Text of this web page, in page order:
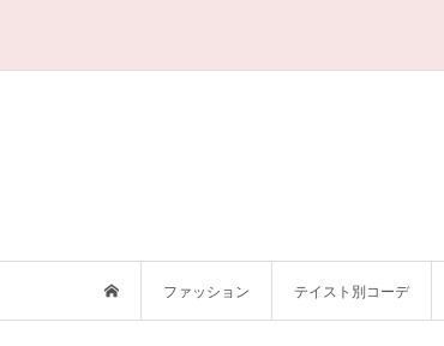
ファッション テイスト別コーデ